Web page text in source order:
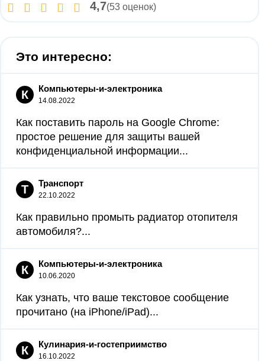
4,7(53 оценок)
Это интересно:
К Компьютеры-и-электроника
14.08.2022
Как поставить пароль на Google Chrome:
простое решение для защиты вашей
конфиденциальной информации...
Т Транспорт
22.10.2022
Как правильно промыть радиатор отопителя
автомобиля?...
К Компьютеры-и-электроника
10.06.2020
Как узнать, что ваше текстовое сообщение
прочитано (на iPhone/iPad)...
К Кулинария-и-гостеприимство
16.10.2022